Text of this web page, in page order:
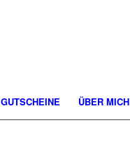
GUTSCHEINE ÜBER MICH